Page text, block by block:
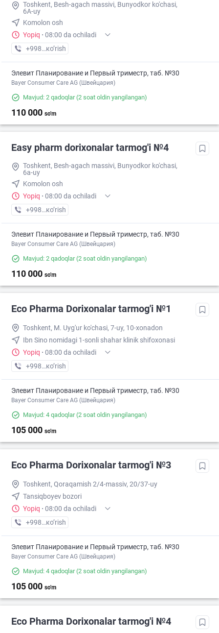
Toshkent, Besh-agach massivi, Bunyodkor ko'chasi,
6A-uy
Komolon osh
Yopiq · 08:00 da ochiladi
+998 (71) XXX-XX-XX
кo’rish
Элевит Планирование и Первый триместр, таб. №30
Bayer Consumer Care AG (Швейцария)
Mavjud: 2 qadoqlar(2 soat oldin yangilangan)
110 000 so'm
Easy pharm dorixonalar tarmog'i №4
Toshkent, Besh-agach massivi, Bunyodkor ko'chasi,
6a-uy
Komolon osh
Yopiq · 08:00 da ochiladi
+998 (71) XXX-XX-XX
кo’rish
Элевит Планирование и Первый триместр, таб. №30
Bayer Consumer Care AG (Швейцария)
Mavjud: 2 qadoqlar(2 soat oldin yangilangan)
110 000 so'm
Eco Pharma Dorixonalar tarmog'i №1
Toshkent, M. Uyg'ur ko'chasi, 7-uy, 10-xonadon
Ibn Sino nomidagi 1-sonli shahar klinik shifoxonasi
Yopiq · 08:00 da ochiladi
+998 (71) XXX-XX-XX
кo’rish
Элевит Планирование и Первый триместр, таб. №30
Bayer Consumer Care AG (Швейцария)
Mavjud: 4 qadoqlar(2 soat oldin yangilangan)
105 000 so'm
Eco Pharma Dorixonalar tarmog'i №3
Toshkent, Qoraqamish 2/4-massiv, 20/37-uy
Tansiqboyev bozori
Yopiq · 08:00 da ochiladi
+998 (99) XXX-XX-XX
кo’rish
Элевит Планирование и Первый триместр, таб. №30
Bayer Consumer Care AG (Швейцария)
Mavjud: 4 qadoqlar(2 soat oldin yangilangan)
105 000 so'm
Eco Pharma Dorixonalar tarmog'i №4